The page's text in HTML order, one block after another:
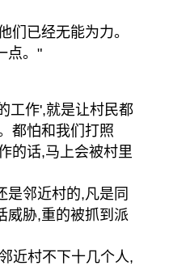
们已经无能为力。
点。"
工作',就是让村民都
都怕和我们打照
的话,马上会被村里
是邻近村的,凡是同
威胁,重的被抓到派
近村不下十几个人,